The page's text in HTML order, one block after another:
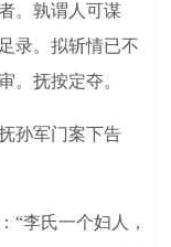
。孰谓人可谋
录。拟斩情已不
。抚按定夺。
孙军门案下告
李氏一个妇人，